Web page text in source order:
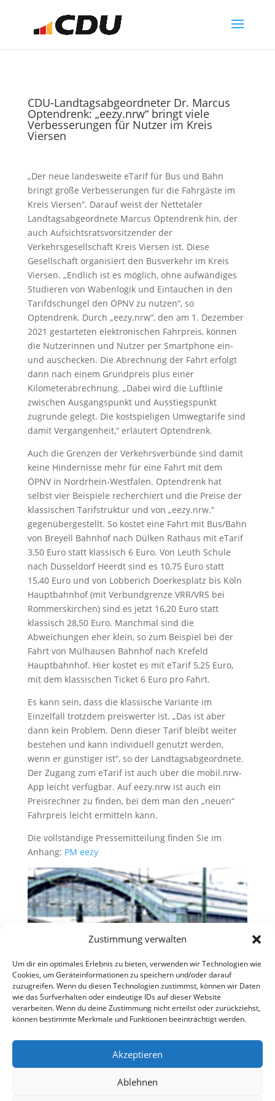
Zustimmung verwalten
Um dir ein optimales Erlebnis zu bieten, verwenden wir Technologien wie
Cookies, um Geräteinformationen zu speichern und/oder darauf
zuzugreifen. Wenn du diesen Technologien zustimmst, können wir Daten
wie das Surfverhalten oder eindeutige IDs auf dieser Website
verarbeiten. Wenn du deine Zustimmung nicht erteilst oder zurückziehst,
können bestimmte Merkmale und Funktionen beeinträchtigt werden.
Akzeptieren
Ablehnen
CDU-Landtagsabgeordneter Dr. Marcus
Optendrenk: „eezy.nrw“ bringt viele
Verbesserungen für Nutzer im Kreis
Viersen
„Der neue landesweite eTarif für Bus und Bahn
bringt große Verbesserungen für die Fahrgäste im
Kreis Viersen“. Darauf weist der Nettetaler
Landtagsabgeordnete Marcus Optendrenk hin, der
auch Aufsichtsratsvorsitzender der
Verkehrsgesellschaft Kreis Viersen ist. Diese
Gesellschaft organisiert den Busverkehr im Kreis
Viersen. „Endlich ist es möglich, ohne aufwändiges
Studieren von Wabenlogik und Eintauchen in den
Tarifdschungel den ÖPNV zu nutzen“, so
Optendrenk. Durch „eezy.nrw“, den am 1. Dezember
2021 gestarteten elektronischen Fahrpreis, können
die Nutzerinnen und Nutzer per Smartphone ein-
und auschecken. Die Abrechnung der Fahrt erfolgt
dann nach einem Grundpreis plus einer
Kilometerabrechnung. „Dabei wird die Luftlinie
zwischen Ausgangspunkt und Ausstiegspunkt
zugrunde gelegt. Die kostspieligen Umwegtarife sind
damit Vergangenheit,“ erläutert Optendrenk.
Auch die Grenzen der Verkehrsverbünde sind damit
keine Hindernisse mehr für eine Fahrt mit dem
ÖPNV in Nordrhein-Westfalen. Optendrenk hat
selbst vier Beispiele recherchiert und die Preise der
klassischen Tarifstruktur und von „eezy.nrw.“
gegenübergestellt. So kostet eine Fahrt mit Bus/Bahn
von Breyell Bahnhof nach Dülken Rathaus mit eTarif
3,50 Euro statt klassisch 6 Euro. Von Leuth Schule
nach Düsseldorf Heerdt sind es 10,75 Euro statt
15,40 Euro und von Lobberich Doerkesplatz bis Köln
Hauptbahnhof (mit Verbundgrenze VRR/VRS bei
Rommerskirchen) sind es jetzt 16,20 Euro statt
klassisch 28,50 Euro. Manchmal sind die
Abweichungen eher klein, so zum Beispiel bei der
Fahrt von Mülhausen Bahnhof nach Krefeld
Hauptbahnhof. Hier kostet es mit eTarif 5,25 Euro,
mit dem klassischen Ticket 6 Euro pro Fahrt.
Es kann sein, dass die klassische Variante im
Einzelfall trotzdem preiswerter ist. „Das ist aber
dann kein Problem. Denn dieser Tarif bleibt weiter
bestehen und kann individuell genutzt werden,
wenn er günstiger ist“, so der Landtagsabgeordnete.
Der Zugang zum eTarif ist auch über die mobil.nrw-
App leicht verfügbar. Auf eezy.nrw ist auch ein
Preisrechner zu finden, bei dem man den „neuen“
Fahrpreis leicht ermitteln kann.
Die vollständige Pressemitteilung finden Sie im
Anhang: PM eezy